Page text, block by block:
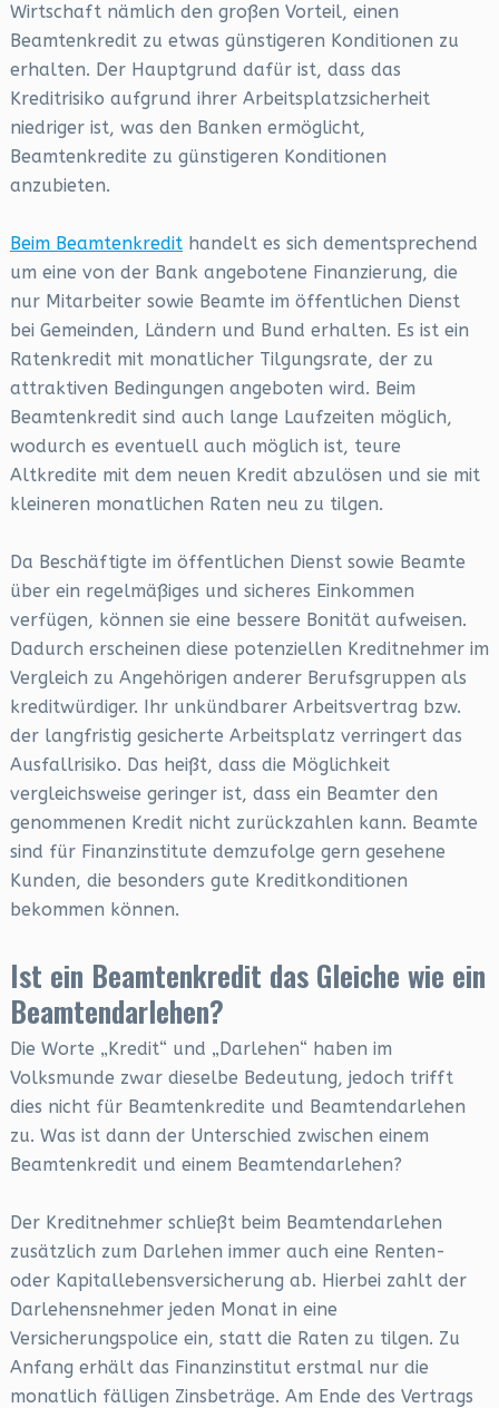
Wirtschaft nämlich den großen Vorteil, einen
Beamtenkredit zu etwas günstigeren Konditionen zu
erhalten. Der Hauptgrund dafür ist, dass das
Kreditrisiko aufgrund ihrer Arbeitsplatzsicherheit
niedriger ist, was den Banken ermöglicht,
Beamtenkredite zu günstigeren Konditionen
anzubieten.
Beim Beamtenkredithandelt es sich dementsprechend
um eine von der Bank angebotene Finanzierung, die
nur Mitarbeiter sowie Beamte im öffentlichen Dienst
bei Gemeinden, Ländern und Bund erhalten. Es ist ein
Ratenkredit mit monatlicher Tilgungsrate, der zu
attraktiven Bedingungen angeboten wird. Beim
Beamtenkredit sind auch lange Laufzeiten möglich,
wodurch es eventuell auch möglich ist, teure
Altkredite mit dem neuen Kredit abzulösen und sie mit
kleineren monatlichen Raten neu zu tilgen.
Da Beschäftigte im öffentlichen Dienst sowie Beamte
über ein regelmäßiges und sicheres Einkommen
verfügen, können sie eine bessere Bonität aufweisen.
Dadurch erscheinen diese potenziellen Kreditnehmer im
Vergleich zu Angehörigen anderer Berufsgruppen als
kreditwürdiger. Ihr unkündbarer Arbeitsvertrag bzw.
der langfristig gesicherte Arbeitsplatz verringert das
Ausfallrisiko. Das heißt, dass die Möglichkeit
vergleichsweise geringer ist, dass ein Beamter den
genommenen Kredit nicht zurückzahlen kann. Beamte
sind für Finanzinstitute demzufolge gern gesehene
Kunden, die besonders gute Kreditkonditionen
bekommen können.
Ist ein Beamtenkredit das Gleiche wie ein
Beamtendarlehen?
Die Worte „Kredit“ und „Darlehen“ haben im
Volksmunde zwar dieselbe Bedeutung, jedoch trifft
dies nicht für Beamtenkredite und Beamtendarlehen
zu. Was ist dann der Unterschied zwischen einem
Beamtenkredit und einem Beamtendarlehen?
Der Kreditnehmer schließt beim Beamtendarlehen
zusätzlich zum Darlehen immer auch eine Renten-
oder Kapitallebensversicherung ab. Hierbei zahlt der
Darlehensnehmer jeden Monat in eine
Versicherungspolice ein, statt die Raten zu tilgen. Zu
Anfang erhält das Finanzinstitut erstmal nur die
monatlich fälligen Zinsbeträge. Am Ende des Vertrags